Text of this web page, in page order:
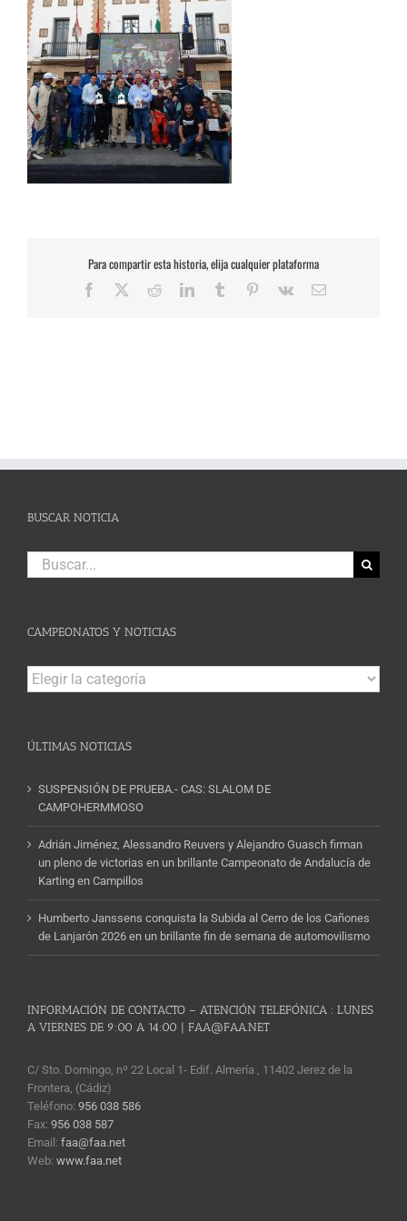
Para compartir esta historia, elija cualquier plataforma
Facebook RedditLinkedInTumblr Pinterest
Vk
Correo
BUSCAR NOTICIA
Buscar:
CAMPEONATOS Y NOTICIAS
Campeonatos
y
ÚLTIMAS NOTICIAS
SUSPENSIÓN DE PRUEBA.- CAS: SLALOM DE
CAMPOHERMMOSO
Adrián Jiménez, Alessandro Reuvers y Alejandro Guasch firman
un pleno de victorias en un brillante Campeonato de Andalucía de
Karting en Campillos
Humberto Janssens conquista la Subida al Cerro de los Cañones
de Lanjarón 2026 en un brillante fin de semana de automovilismo
INFORMACIÓN DE CONTACTO – ATENCIÓN TELEFÓNICA : LUNES
A VIERNES DE 9:00 A 14:00 | FAA@FAA.NET
C/ Sto. Domingo, nº 22 Local 1- Edif. Almería , 11402 Jerez de la
Frontera, (Cádiz)
Teléfono: 956 038 586
Fax: 956 038 587
Email: faa@faa.net
Web: www.faa.net